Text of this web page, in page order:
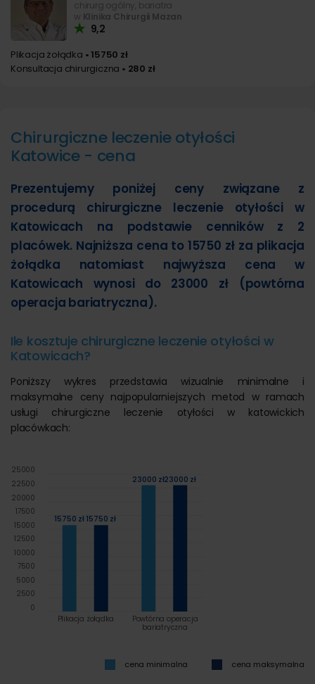
chirurg ogólny, bariatra
w Klinika Chirurgii Mazan
9,2
Plikacja żołądka • 15750 zł
Konsultacja chirurgiczna • 280 zł
Chirurgiczne leczenie otyłości
Katowice - cena
Prezentujemy poniżej ceny związane z
procedurą chirurgiczne leczenie otyłości w
Katowicach na podstawie cenników z 2
placówek. Najniższa cena to 15750 zł za plikacja
żołądka natomiast najwyższa cena w
Katowicach wynosi do 23000 zł (powtórna
operacja bariatryczna).
Ile kosztuje chirurgiczne leczenie otyłości w
Katowicach?
Poniższy wykres przedstawia wizualnie minimalne i
maksymalne ceny najpopularniejszych metod w ramach
usługi chirurgiczne leczenie otyłości w katowickich
placówkach:
15750 zł
23000 zł
15750 zł
23000 zł
Plikacja żołądka
Powtórna operacja
bariatryczna
0
2500
5000
7500
10000
12500
15000
17500
20000
22500
25000
cena minimalna cena maksymalna